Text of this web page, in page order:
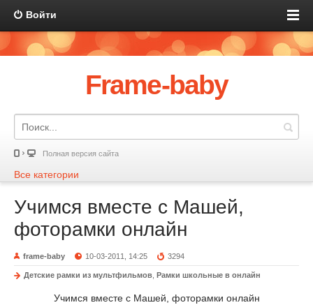
Войти
Frame-baby
Полная версия сайта
Все категории
Учимся вместе с Машей,
фоторамки онлайн
frame-baby 10-03-2011, 14:25 3294
Детские рамки из мультфильмов Рамки школьные в онлайн
Учимся вместе с Машей, фоторамки онлайн